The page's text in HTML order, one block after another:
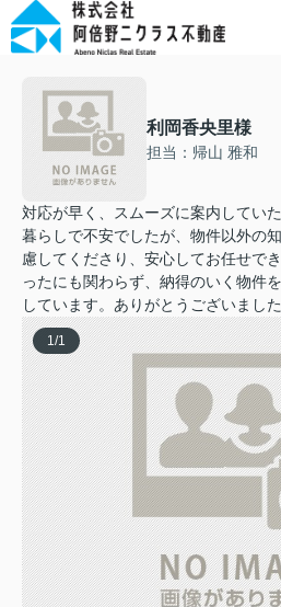
利岡香央里様
担当：帰山 雅和
対応が早く、スムーズに案内してい
暮らしで不安でしたが、物件以外の
慮してくださり、安心してお任せで
ったにも関わらず、納得のいく物件
しています。ありがとうございました
1/1